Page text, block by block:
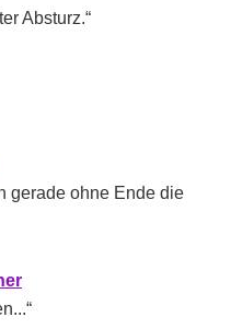
Absturz.“
gerade ohne Ende die